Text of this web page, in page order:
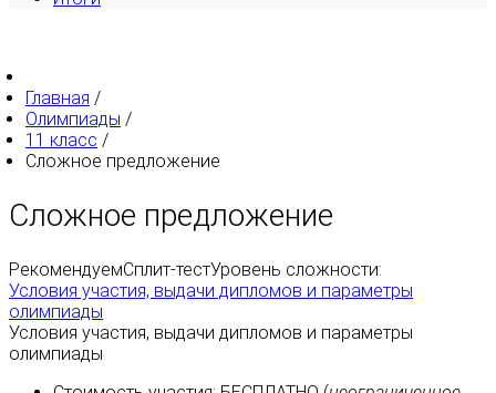
Главная /
Олимпиады /
11 класс /
Сложное предложение
Сложное предложение
РекомендуемСплит-тестУровень сложности:
Условия участия, выдачи дипломов и параметры
олимпиады
Условия участия, выдачи дипломов и параметры
олимпиады